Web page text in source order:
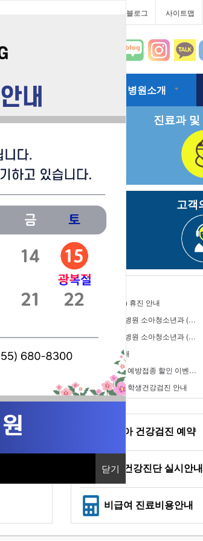
닫기
닫기
대우병원블로그 사이트맵
병원소식&공지 병원소개
진료과
고객
- 8/15(토), 8/17(월) 휴진 안내
- 2026년 8월 대우병원 소아청소년과 (영유아검진) 검…
- 2026년 7월 대우병원 소아청소년과 (영유아검진) 검…
- 7/17(금) 휴진 안내
- 2026년 대우병원 예방접종 할인 이벤트 연장 안내
- 2026년 대우병원 학생건강검진 안내
영유아 건강검진 예약
일반건강진단 실시안내
비급여 진료비용안내